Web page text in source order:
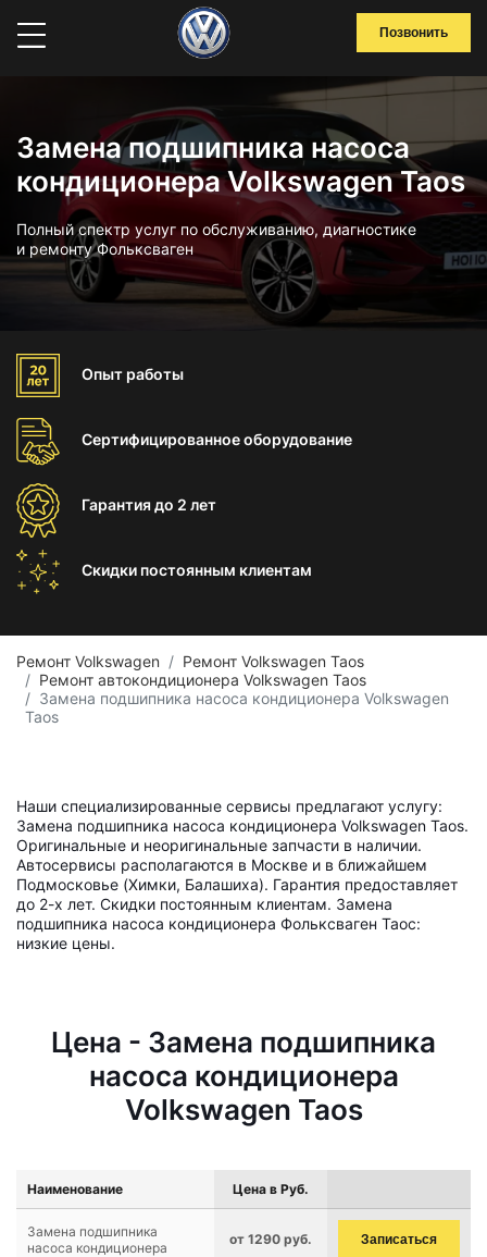
Позвонить
Замена подшипника насоса
кондиционера Volkswagen Taos
Полный спектр услуг по обслуживанию, диагностике
и ремонту Фольксваген
Опыт работы
Сертифицированноеоборудование
Гарантиядо 2 лет
Скидки постоянным клиентам
Ремонт Volkswagen
Ремонт Volkswagen Taos
Ремонт автокондиционера Volkswagen Taos
Замена подшипника насоса кондиционера Volkswagen
Taos
Наши специализированные сервисы предлагают услугу:
Замена подшипника насоса кондиционера Volkswagen Taos.
Оригинальные и неоригинальные запчасти в наличии.
Автосервисы располагаются в Москве и в ближайшем
Подмосковье (Химки, Балашиха). Гарантия предоставляет
до 2-х лет. Скидки постоянным клиентам. Замена
подшипника насоса кондиционера Фольксваген Таос:
низкие цены.
Цена - Замена подшипника
насоса кондиционера
Volkswagen Taos
Наименование Цена в Руб.
Замена подшипника
насоса кондиционера
от 1290 руб. Записаться